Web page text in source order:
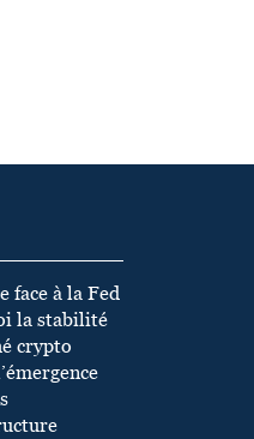
face à la Fed
la stabilité
crypto